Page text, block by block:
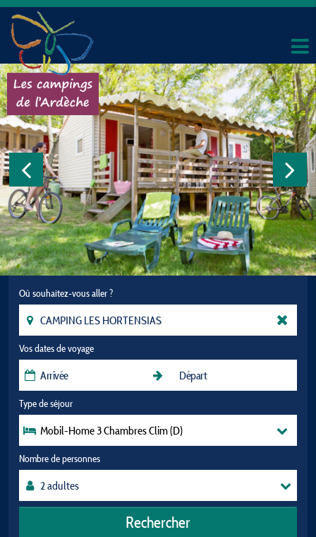
Où souhaitez-vous aller ?
Vos dates de voyage
Type de séjour
Mobil-Home 3 Chambres Clim (D)
Nombre de personnes
Rechercher